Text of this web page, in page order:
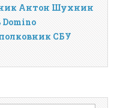
Антон Шухнин
СБУ